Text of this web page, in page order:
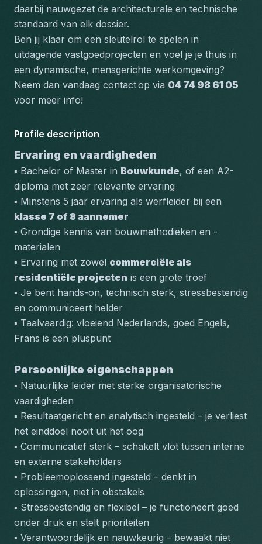
daarbij nauwgezet de architecturale en technische
standaard van elk dossier.
Ben jij klaar om een sleutelrol te spelen in
uitdagende vastgoedprojecten en voel je je thuis in
een dynamische, mensgerichte werkomgeving?
Neem dan vandaag contactop via 04 74 98 61 05
voor meer info!
Profile description
Ervaring en vaardigheden
▪️ Bachelor of Master in Bouwkunde, of een A2-
diploma met zeer relevante ervaring
klasse 7 of 8 aannemer
▪️ Grondige kennis van bouwmethodieken en -
materialen
▪️ Ervaring met zowel commerciële als
residentiële projecten is een grote troef
▪️ Je bent hands-on, technisch sterk, stressbestendig
en communiceert helder
▪️ Taalvaardig: vloeiend Nederlands, goed Engels,
Frans is een pluspunt
Persoonlijke eigenschappen
▪️ Natuurlijke leider met sterke organisatorische
vaardigheden
▪️ Resultaatgericht en analytisch ingesteld – je verliest
het einddoel nooit uit het oog
▪️ Communicatief sterk – schakelt vlot tussen interne
en externe stakeholders
▪️ Probleemoplossend ingesteld – denkt in
oplossingen, niet in obstakels
▪️ Stressbestendig en flexibel – je functioneert goed
onder druk en stelt prioriteiten
▪️ Verantwoordelijk en nauwkeurig – bewaakt niet